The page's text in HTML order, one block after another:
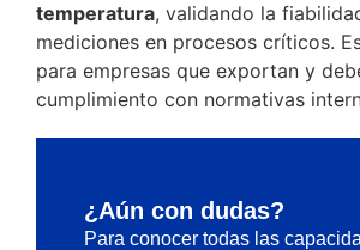
temperatura, validando la
mediciones en procesos críticos.
para empresas que exportan y
cumplimiento con normativas
¿Aún con dudas?
Para conocer todas las